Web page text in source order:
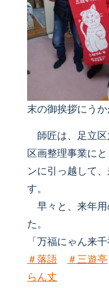
末の御挨拶にうか
師匠は、足立区
区画整理事業に
ンに引っ越して
す。
早々と、来年用
た。
「万福にゃん来千
＃ 落語 ＃ 三遊亭
らん丈